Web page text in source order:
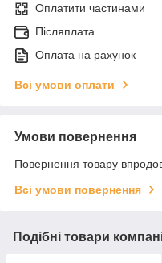
Оплатити частинами
Післяплата
Оплата на рахунок
Всі умови оплати
Умови повернення
Повернення товару
Всі умови повернення
Подібні товари